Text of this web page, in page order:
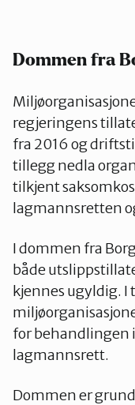
Dommen fra
regjeringens
fra 2016 og
tillegg nedla
tilkjent
lagmannsretten
I dommen fra
både
kjennes ugyldig.
for behandlingen
lagmannsrett.
Dommen er